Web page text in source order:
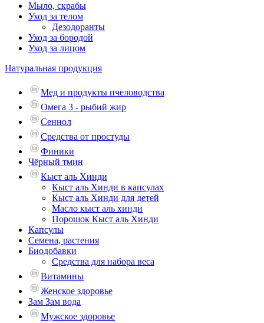
Мыло, скрабы
Уход за телом
Дезодоранты
Уход за бородой
Уход за лицом
Натуральная продукция
Мед и продукты пчеловодства
Омега 3 - рыбий жир
Сеннол
Средства от простуды
Финики
Чёрный тмин
Кыст аль Хинди
Кыст аль Хинди в капсулах
Кыст аль Хинди для детей
Масло кыст аль хинди
Порошок Кыст аль Хинди
Капсулы
Семена, растения
Биодобавки
Средства для набора веса
Витамины
Женское здоровье
Зам Зам вода
Мужское здоровье